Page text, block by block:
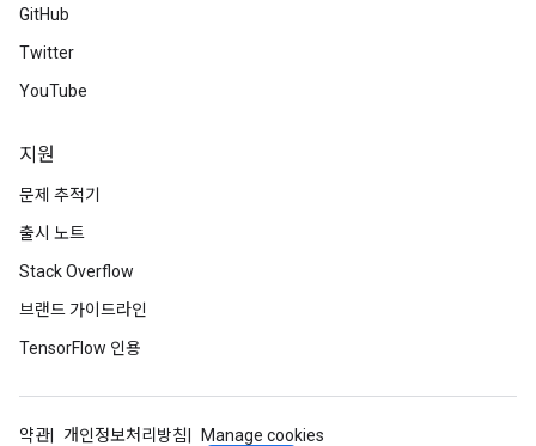
GitHub
Twitter
YouTube
지원
문제 추적기
출시 노트
Stack Overflow
브랜드 가이드라인
TensorFlow 인용
약관 개인정보처리방침 Manage cookies